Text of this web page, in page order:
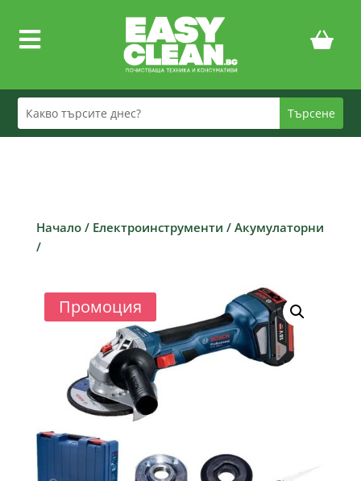

Начало/ Електроинструменти / Акумулаторни
/
Промоция